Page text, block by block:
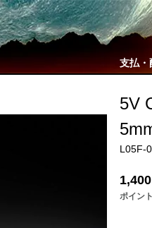
支払・
5V
L05F-
ポイン